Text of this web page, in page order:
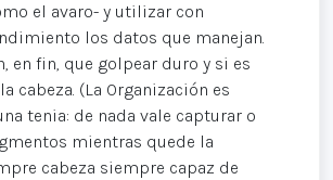
el avaro- y utilizar con
los datos que manejan.
en fin, que golpear duro y si es
cabeza. (La Organización es
tenia: de nada vale capturar o
mientras quede la
cabeza siempre capaz de